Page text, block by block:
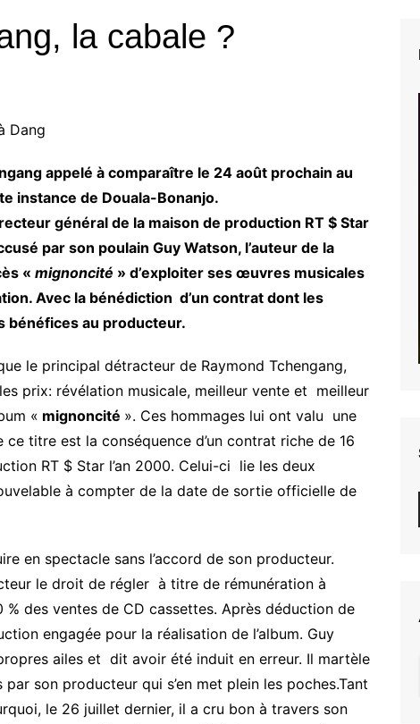
la cabale ?
Dang
appelé à comparaître le 24 août prochain au
instance de Douala-Bonanjo.
général de la maison de production RT $ Star
par son poulain Guy Watson, l’auteur de la
« mignoncité » d’exploiter ses œuvres musicales
Avec la bénédiction d’un contrat dont les
bénéfices au producteur.
le principal détracteur de Raymond Tchengang,
prix: révélation musicale, meilleur vente et meilleur
« mignoncité ». Ces hommages lui ont valu une
titre est la conséquence d’un contrat riche de 16
RT $ Star l’an 2000. Celui-ci lie les deux
à compter de la date de sortie officielle de
en spectacle sans l’accord de son producteur.
le droit de régler à titre de rémunération à
% des ventes de CD cassettes. Après déduction de
engagée pour la réalisation de l’album. Guy
ailes et dit avoir été induit en erreur. Il martèle
son producteur qui s’en met plein les poches.Tant
le 26 juillet dernier, il a cru bon à travers son